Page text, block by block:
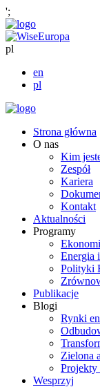
';
pl
en
pl
Strona główna
O nas
Kim
Zespół
Kariera
Kontakt
Aktualności
Programy
Energia
Polityki
Publikacje
Blogi
Rynki
Zielona
Projekty
Wesprzyj